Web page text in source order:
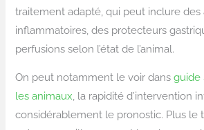
traitement adapté, qui peut inclure des
inflammatoires, des protecteurs
perfusions selon l’état de l’animal.
On peut notamment le voir dansguide
les animaux, la rapidité d’intervention
considérablement le pronostic. Plus le